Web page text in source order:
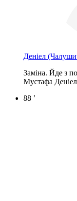
Деніел
Заміна. Йде з
Мустафа
88 ’